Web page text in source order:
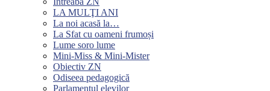
LA MULŢI ANI
La noi acasă la…
La Sfat cu oameni frumoși
Lume soro lume
Mini-Miss & Mini-Mister
Obiectiv ZN
Odiseea pedagogică
Parlamentul elevilor